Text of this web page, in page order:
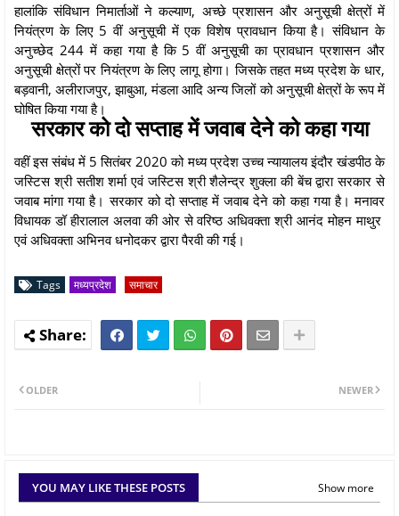
हालांकि संविधान निमार्ताओं ने कल्याण, अच्छे प्रशासन और अनुसूची क्षेत्रों में
नियंत्रण के लिए 5 वीं अनुसूची में एक विशेष प्रावधान किया है। संविधान के
अनुच्छेद 244 में कहा गया है कि 5 वीं अनुसूची का प्रावधान प्रशासन और
अनुसूची क्षेत्रों पर नियंत्रण के लिए लागू होगा। जिसके तहत मध्य प्रदेश के धार,
बड़वानी, अलीराजपुर, झाबुआ, मंडला आदि अन्य जिलों को अनुसूची क्षेत्रों के रूप में
घोषित किया गया है।
सरकार को दो सप्ताह में जवाब देने को कहा गया
वहीं इस संबंध में 5 सितंबर 2020 को मध्य प्रदेश उच्च न्यायालय इंदौर खंडपीठ के
जस्टिस श्री सतीश शर्मा एवं जस्टिस श्री शैलेन्द्र शुक्ला की बेंच द्वारा सरकार से
जवाब मांगा गया है। सरकार को दो सप्ताह में जवाब देने को कहा गया है। मनावर
विधायक डॉ हीरालाल अलवा की ओर से वरिष्ठ अधिवक्ता श्री आनंद मोहन माथुर
एवं अधिवक्ता अभिनव धनोदकर द्वारा पैरवी की गई।
Tags मध्यप्रदेश समाचार
NEWER
OLDER
YOU MAY LIKE THESE POSTS Show more